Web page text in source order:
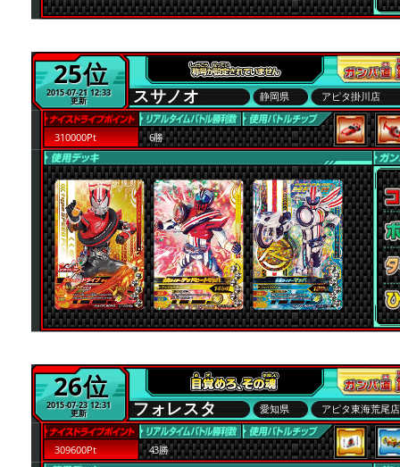
25位
2015-07-21 12:33
更新 スサノオ 静岡県 アピタ掛川店
310000Pt 6勝
26位
2015-07-23 12:31
更新 フォレスタ 愛知県 アピタ東海荒尾店
309600Pt 43勝